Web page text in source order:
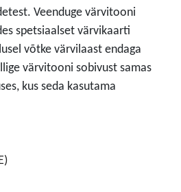
Veenduge värvitooni
spetsiaalset värvikaarti
võtke värvilaast endaga
värvitooni sobivust samas
kus seda kasutama